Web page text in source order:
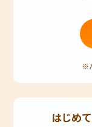
※
はじめ